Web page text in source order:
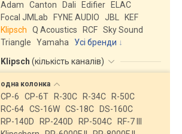
Adam
Canton Dali Edifier
ELAC
Focal JMLab
FYNE AUDIO JBL
KEF
Klipsch
Q Acoustics RCF Sky Sound
Triangle
Yamaha
Усі бренди
Klipsch (кількість каналів)
одна колонка
CP-6 CP-6T R-30C R-34C
R-50C
RC-64 CS-16W CS-18C
DS-160C
RP-140D
RP-240D RP-504C
RF-7 III